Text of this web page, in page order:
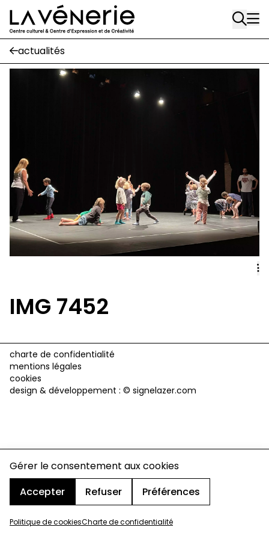
Gérer le consentement aux cookies
Accepter
Refuser Préférences
Politique de cookiesCharte de confidentialité
Aller au contenu principal
Rue Gratès, 3
1170 Watermael-Boitsfort
02 663 85 50
suivez-nous
Journal Vénerie
- version papier
Newsletter
A
actualités
IMG 7452
charte de confidentialité
mentions légales
cookies
design & développement : © signelazer.com